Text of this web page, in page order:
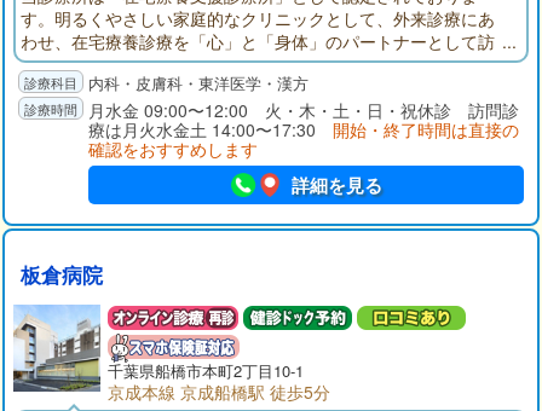
す。明るくやさしい家庭的なクリニックとして、外来診療にあ
わせ、在宅療養診療を「心」と「身体」のパートナーとして訪
問させていただきます。お気軽にご相談ください。毎月スケジ
ュール表を作成し、定期的に訪問いたします。急に具合が悪く
なった時には、ご連絡頂ければスケジュール外でも訪問いたし
内科・皮膚科・東洋医学・漢方
月水金 09:00〜12:00 火・木・土・日・祝休診 訪問診
療は月火水金土 14:00〜17:30 開始・終了時間は直接の
確認をおすすめします
詳細を見る
板倉病院
千葉県船橋市本町2丁目10-1
京成本線 京成船橋駅 徒歩5分